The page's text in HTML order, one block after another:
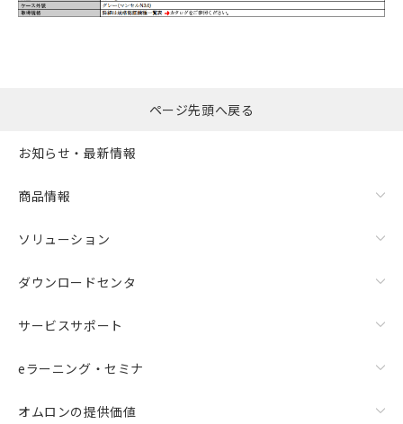
ページ先頭へ戻る
お知らせ・最新情報
商品情報
ソリューション
ダウンロードセンタ
サービスサポート
eラーニング・セミナ
オムロンの提供価値